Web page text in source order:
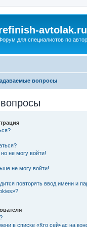
avtolak.ru
для специалистов по
вопросы
не могу войти!
не могу войти!
повторять ввод имени и
в списке «Кто сейчас на